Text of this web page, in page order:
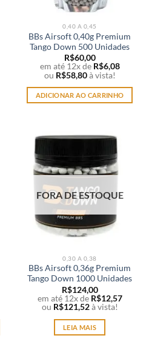
0,40 A 0,45
BBs Airsoft 0,40g Premium
Tango Down 500 Unidades
R$60,00
em até 12x de R$6,08
ou R$58,80 à vista!
ADICIONAR AO CARRINHO
FORA DE ESTOQUE
0,30 A 0,38
BBs Airsoft 0,36g Premium
Tango Down 1000 Unidades
R$124,00
em até 12x de R$12,57
ou R$121,52 à vista!
LEIA MAIS